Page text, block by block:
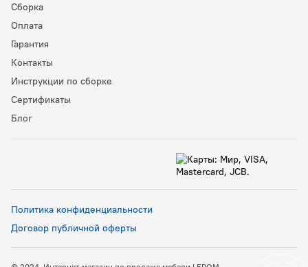
Сборка
Оплата
Гарантия
Контакты
Инструкции по сборке
Сертификаты
Блог
Политика конфиденциальности
Договор публичной оферты